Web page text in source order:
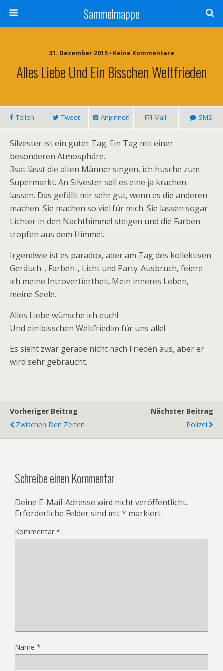
Sammelmappe
31. Dezember 2015 • Keine Kommentare
Alles Liebe Und Ein Bisschen Weltfrieden
Teilen Tweet Anpinnen Mail SMS
Silvester ist ein guter Tag. Ein Tag mit einer
besonderen Atmosphäre.
3sat lässt die alten Männer singen, ich husche zum
Supermarkt. An Silvester soll es eine ja krachen
lassen. Das gefällt mir sehr gut, wenn es die anderen
machen. Sie machen so viel für mich. Sie lassen sogar
Lichter in den Nachthimmel steigen und die Farben
tropfen aus dem Himmel.
Irgendwie ist es paradox, aber am Tag des kollektiven
Geräuch-, Farben-, Licht und Party-Ausbruch, feiere
ich meine Introvertiertheit. Mein inneres Leben,
meine Seele.
Alles Liebe wünsche ich euch!
Und ein bisschen Weltfrieden für uns alle!
Es sieht zwar gerade nicht nach Frieden aus, aber er
wird sehr gebraucht.
Vorheriger Beitrag
Zwischen Den Zeiten
Nächster Beitrag
Polizei
Schreibe einen Kommentar
Deine E-Mail-Adresse wird nicht veröffentlicht.
Erforderliche Felder sind mit* markiert
Kommentar*
Name *